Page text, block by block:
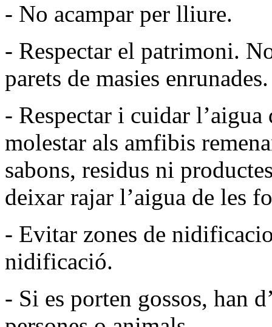
- No acampar per lliure.
- Respectar el patrimoni.
parets de masies enrunades.
- Respectar i cuidar
molestar als amfibis
sabons, residus ni
deixar rajar l’aigua de les
- Evitar zones de
nidificació.
- Si es porten gossos, han